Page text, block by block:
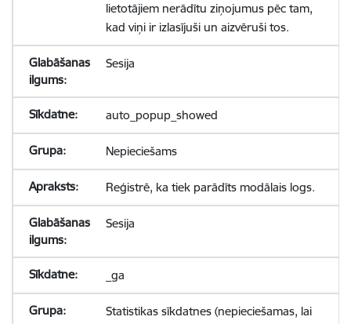
lietotājiem nerādītu ziņojumus pēc tam,
kad viņi ir izlasījuši un aizvēruši tos.
Sesija
auto_popup_showed
Nepieciešams
Reģistrē, ka tiek parādīts modālais logs.
Sesija
_ga
Statistikas sīkdatnes (nepieciešamas, lai